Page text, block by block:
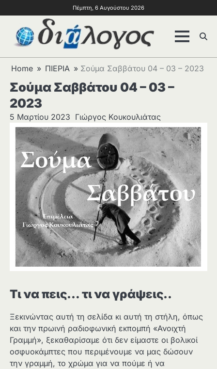
Πέμπτη, 6 Αυγούστου 2026
Home ΠΙΕΡΙΑ Σούμα Σαββάτου 04 – 03 – 2023
Σούμα Σαββάτου 04 – 03 –
2023
5 Μαρτίου 2023 Γιώργος Κουκουλιάτας
Τι να πεις… τι να γράψεις..
Ξεκινώντας αυτή τη σελίδα κι αυτή τη στήλη, όπως
και την πρωινή ραδιοφωνική εκπομπή «Ανοιχτή
Γραμμή», ξεκαθαρίσαμε ότι δεν είμαστε οι βολικοί
οσφυοκάμπτες που περιμένουμε να μας δώσουν
την γραμμή, το χρώμα για να πούμε ή να